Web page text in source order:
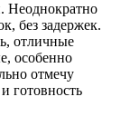
Неоднократно
без задержек.
отличные
особенно
отмечу
готовность